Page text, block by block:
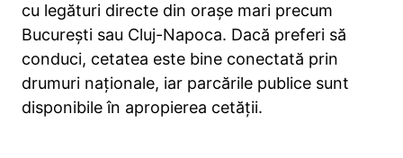
cu legături directe din orașe mari precum
București sau Cluj-Napoca. Dacă preferi să
conduci, cetatea este bine conectată prin
drumuri naționale, iar parcările publice sunt
disponibile în apropierea cetății.